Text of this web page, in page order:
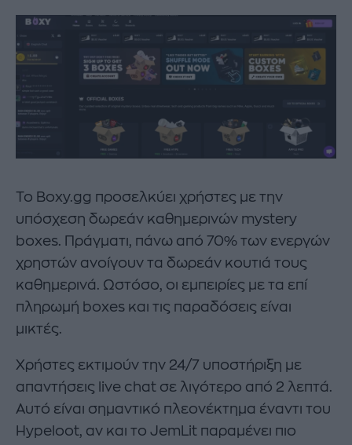
Το Boxy.gg προσελκύει χρήστες με την
υπόσχεση δωρεάν καθημερινών mystery
boxes. Πράγματι, πάνω από 70% των ενεργών
χρηστών ανοίγουν τα δωρεάν κουτιά τους
καθημερινά. Ωστόσο, οι εμπειρίες με τα επί
πληρωμή boxes και τις παραδόσεις είναι
μικτές.
Χρήστες εκτιμούν την 24/7 υποστήριξη με
απαντήσεις live chat σε λιγότερο από 2 λεπτά.
Αυτό είναι σημαντικό πλεονέκτημα έναντι του
Hypeloot, αν και το JemLit παραμένει πιο